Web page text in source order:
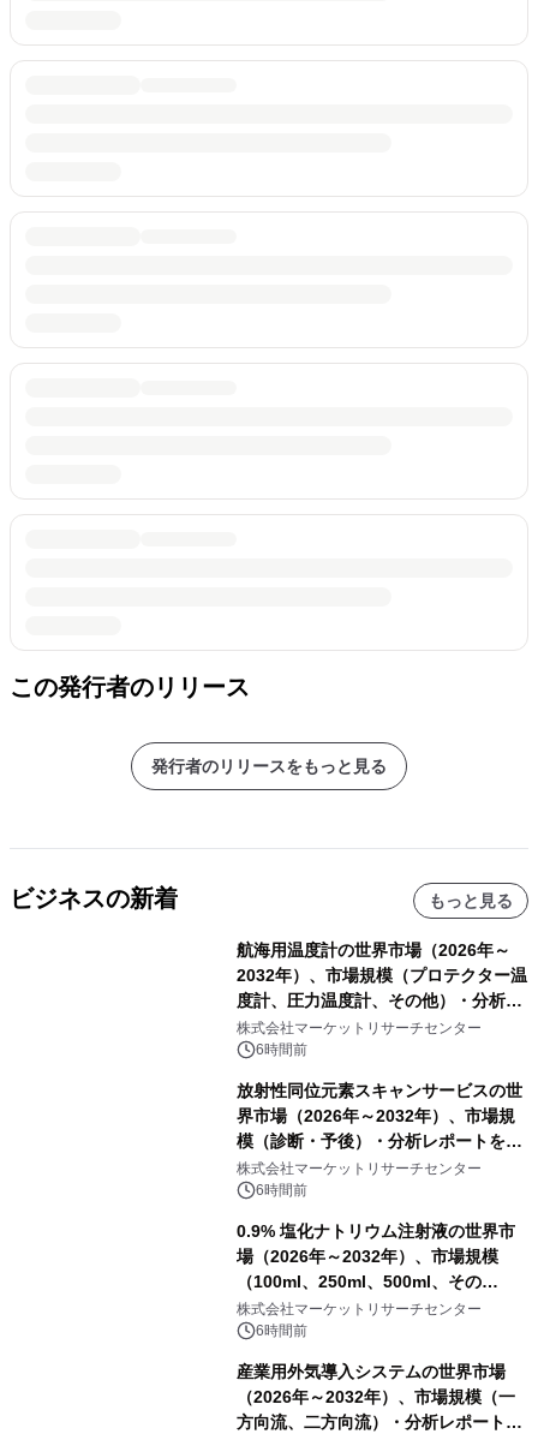
この発行者のリリース
発行者のリリースをもっと見る
ビジネスの新着 もっと見る
航海用温度計の世界市場（2026年～
2032年）、市場規模（プロテクター温
度計、圧力温度計、その他）・分析レ
ポートを発表
株式会社マーケットリサーチセンター
6時間前
放射性同位元素スキャンサービスの世
界市場（2026年～2032年）、市場規
模（診断・予後）・分析レポートを発
表
株式会社マーケットリサーチセンター
6時間前
0.9% 塩化ナトリウム注射液の世界市
場（2026年～2032年）、市場規模
（100ml、250ml、500ml、その
他）・分析レポートを発表
株式会社マーケットリサーチセンター
6時間前
産業用外気導入システムの世界市場
（2026年～2032年）、市場規模（一
方向流、二方向流）・分析レポートを